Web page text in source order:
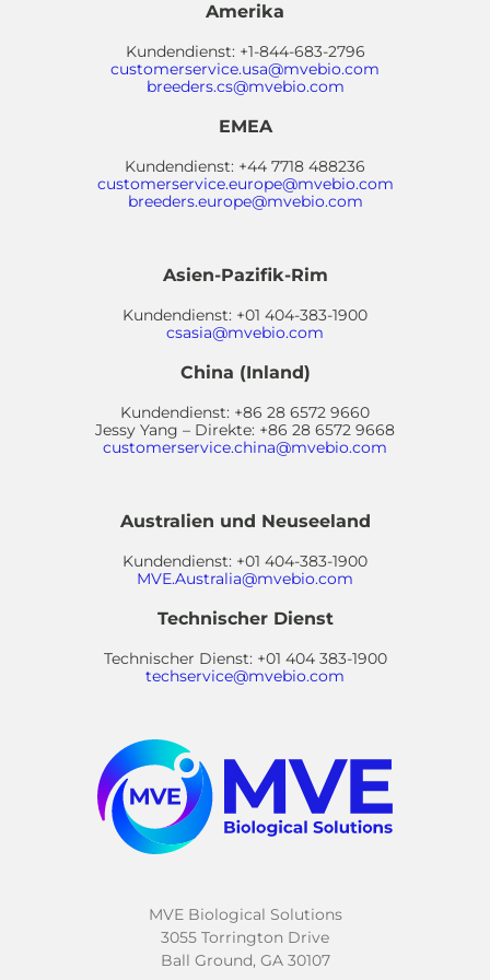
Amerika
Kundendienst: +1-844-683-2796
customerservice.usa@mvebio.com
breeders.cs@mvebio.com
EMEA
Kundendienst: +44 7718 488236
customerservice.europe@mvebio.com
breeders.europe@mvebio.com
Asien-Pazifik-Rim
Kundendienst: +01 404-383-1900
csasia@mvebio.com
China (Inland)
Kundendienst: +86 28 6572 9660
Jessy Yang – Direkte: +86 28 6572 9668
customerservice.china@mvebio.com
Australien und Neuseeland
Kundendienst: +01 404-383-1900
MVE.Australia@mvebio.com
Technischer Dienst
Technischer Dienst: +01 404 383-1900
techservice@mvebio.com
MVE Biological Solutions
3055 Torrington Drive
Ball Ground, GA 30107